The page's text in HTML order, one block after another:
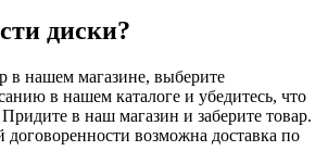
диски?
в нашем магазине, выберите
в нашем каталоге и убедитесь, что
в наш магазин и заберите товар.
договоренности возможна доставка по